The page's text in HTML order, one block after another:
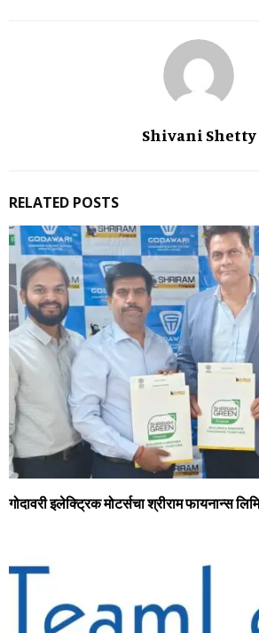
Shivani Shetty
RELATED POSTS
गोदावरी इलेक्ट्रिक मोटर्सचा श्रीराम फायनान्‍स